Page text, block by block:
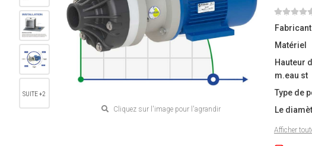
Cliquez sur l'image pour l'agrandir
SUITE +2
Fabricant
Matériel
Hauteur
m.eau st
Type de
Le
Afficher